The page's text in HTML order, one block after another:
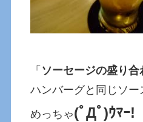
「 ソーセージの盛り合
ハンバーグと同じソー
めっちゃ(ﾟДﾟ)ｳﾏｰ!